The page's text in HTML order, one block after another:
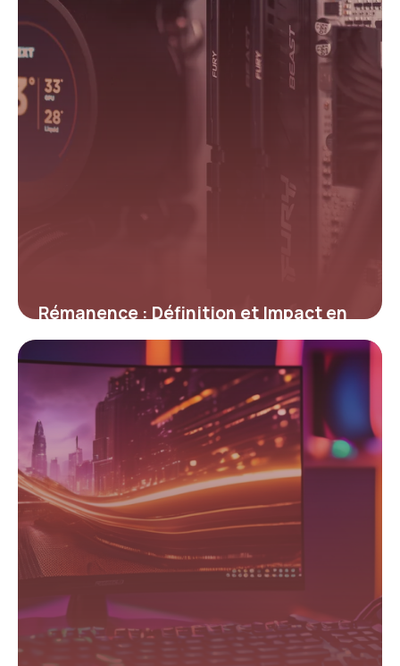
Rémanence : Définition et Impact en
Informatique
12 mai 2026